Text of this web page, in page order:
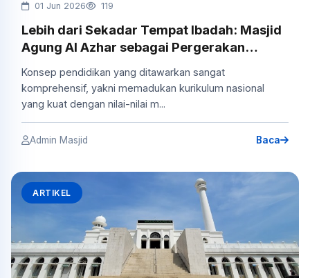
01 Jun 2026 119
Lebih dari Sekadar Tempat Ibadah: Masjid
Agung Al Azhar sebagai Pergerakan
Konsep pendidikan yang ditawarkan sangat
komprehensif, yakni memadukan kurikulum nasional
yang kuat dengan nilai-nilai m...
Admin Masjid Baca
ARTIKEL